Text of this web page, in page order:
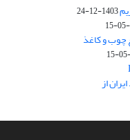
1403-12-24
چوب و کاغذ
از